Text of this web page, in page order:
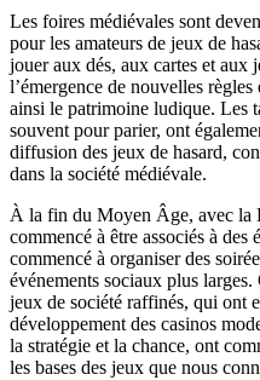
Les foires médiévales sont
pour les amateurs de jeux de
jouer aux dés, aux cartes et aux
l’émergence de nouvelles
ainsi le patrimoine ludique. Les
souvent pour parier, ont
diffusion des jeux de hasard,
dans la société médiévale.
À la fin du Moyen Âge, avec la
commencé à être associés à
commencé à organiser des
événements sociaux plus
jeux de société raffinés, qui ont
développement des casinos
la stratégie et la chance, ont
les bases des jeux que nous